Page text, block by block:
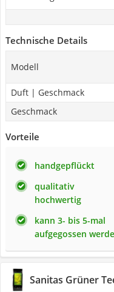
Technische Details
Modell
Duft | Geschmack
Geschmack
Vorteile
handgepflückt
qualitativ
hochwertig
kann 3- bis 5-mal
aufgegossen
Sanitas Grüner